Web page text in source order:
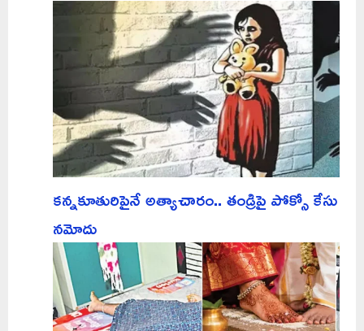
కన్నకూతురిపైనే అత్యాచారం.. తండ్రిపై పోక్సో కేసు
నమోదు